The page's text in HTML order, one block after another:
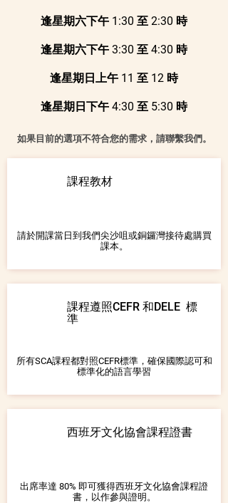
逢星期六下午 1:30 至 2:30 時
逢星期六下午 3:30 至 4:30 時
逢星期日上午 11 至 12 時
逢星期日下午 4:30 至 5:30 時
如果目前的選項不符合您的需求，請聯繫我們。
課程教材
請於開課當日到我們尖沙咀或銅鑼灣接待處購買
課本。
課程遵照CEFR 和DELE 標
準
所有SCA課程都對照CEFR標準，確保國際認可和
標準化的語言學習
西班牙文化協會課程證書
出席率達 80% 即可獲得西班牙文化協會課程證
書，以作參與證明。